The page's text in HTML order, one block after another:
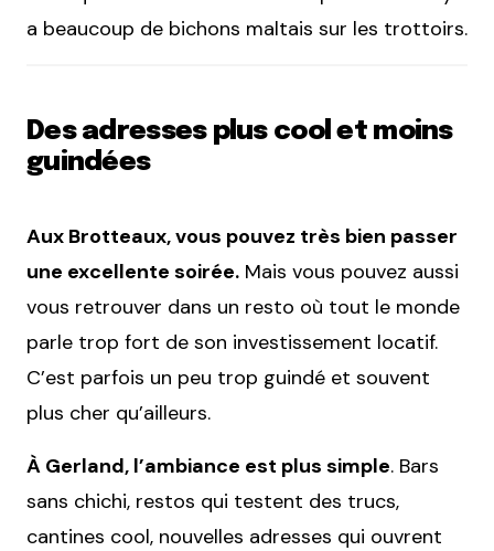
a beaucoup de bichons maltais sur les trottoirs.
Des adresses plus cool et moins
guindées
Aux Brotteaux, vous pouvez très bien passer
une excellente soirée. Mais vous pouvez aussi
vous retrouver dans un resto où tout le monde
parle trop fort de son investissement locatif.
C’est parfois un peu trop guindé et souvent
plus cher qu’ailleurs.
À Gerland, l’ambiance est plus simple. Bars
sans chichi, restos qui testent des trucs,
cantines cool, nouvelles adresses qui ouvrent